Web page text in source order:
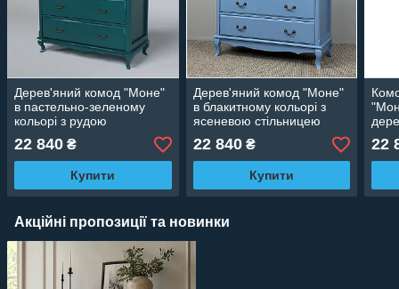
Дерев'яний комод "Моне"
в пастельно-зеленому
кольорі з рудою
22 840 ₴
Купити
Дерев'яний комод "Моне"
в блакитному кольорі з
ясеневою стільницею
22 840₴
Купити
22
Акційні пропозиції та новинки